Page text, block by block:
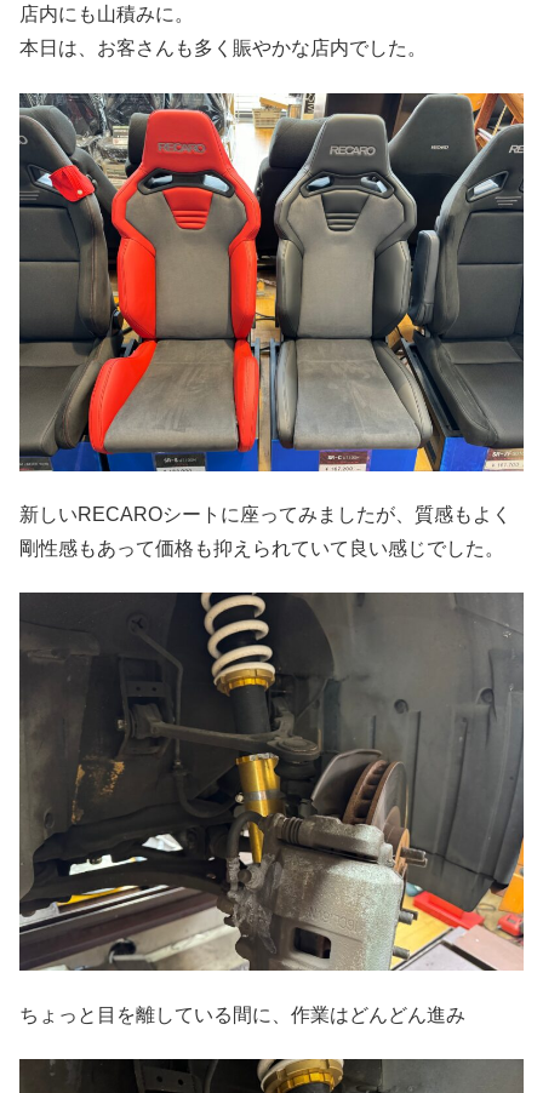
店内にも山積みに。
本日は、お客さんも多く賑やかな店内でした。
新しいRECAROシートに座ってみましたが、質感もよく
剛性感もあって価格も抑えられていて良い感じでした。
ちょっと目を離している間に、作業はどんどん進み